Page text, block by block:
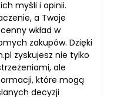
myśli i opinii.
a Twoje
wkład w
zakupów. Dzięki
zyskujesz nie tylko
ale
które mogą
decyzji